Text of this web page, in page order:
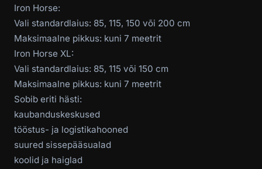
Iron Horse:
Vali standardlaius: 85, 115, 150 või 200 cm
Maksimaalne pikkus: kuni 7 meetrit
Iron Horse XL:
Vali standardlaius: 85, 115 või 150 cm
Maksimaalne pikkus: kuni 7 meetrit
Sobib eriti hästi:
kaubanduskeskused
tööstus- ja logistikahooned
suured sissepääsualad
koolid ja haiglad